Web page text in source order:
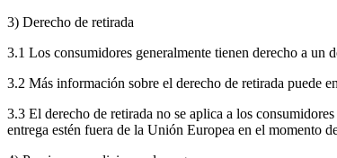
3) Derecho de retirada
3.1 Los consumidores generalmente tienen derecho a un
3.2 Más información sobre el derecho de retirada puede
3.3 El derecho de retirada no se aplica a los
entrega estén fuera de la Unión Europea en el momento